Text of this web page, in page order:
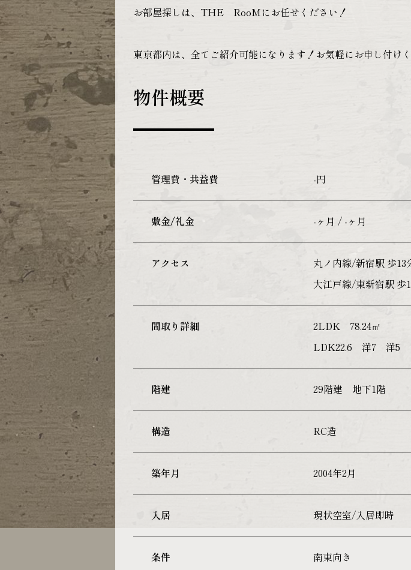
お部屋探しは、THE RooMにお任せください！
東京都内は、全てご紹介可能になります！お気軽にお申し付けく
物件概要
管理費・共益費 -円
敷金/礼金 -ヶ月 / -ヶ月
アクセス
丸ノ内線/新宿駅 歩13
大江戸線/東新宿駅 歩
間取り詳細
2LDK 78.24㎡
LDK22.6 洋7 洋5
階建 29階建 地下1階
構造 RC造
築年月 2004年2月
入居 現状空室/入居即時
条件
南東向き